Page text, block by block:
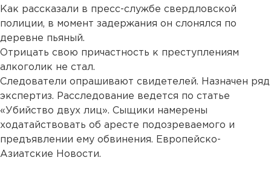
Как рассказали в пресс-службе свердловской
полиции, в момент задержания он слонялся по
деревне пьяный.
Отрицать свою причастность к преступлениям
алкоголик не стал.
Следователи опрашивают свидетелей. Назначен ряд
экспертиз. Расследование ведется по статье
«Убийство двух лиц». Сыщики намерены
ходатайствовать об аресте подозреваемого и
предъявлении ему обвинения. Европейско-
Азиатские Новости.